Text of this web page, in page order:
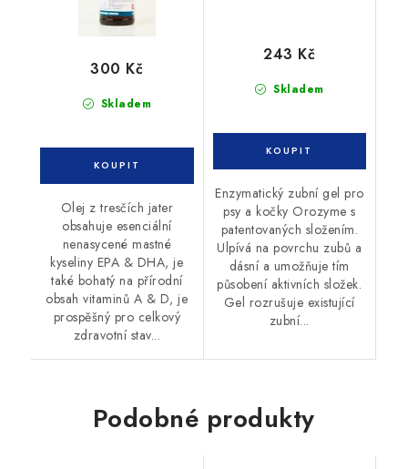
Skladem
300 Kč
Olej z tresčích jater
obsahuje esenciální
nenasycené mastné
kyseliny EPA & DHA, je
také bohatý na přírodní
obsah vitaminů A & D, je
prospěšný pro celkový
zdravotní stav...
Skladem
243 Kč
Enzymatický zubní gel pro
psy a kočky Orozyme s
patentovaných složením.
Ulpívá na povrchu zubů a
dásní a umožňuje tím
působení aktivních složek.
Gel rozrušuje existující
zubní...
Podobné produkty